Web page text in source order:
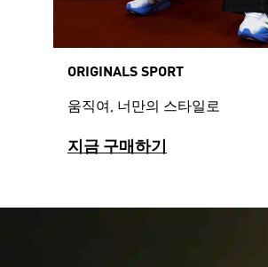
ORIGINALS SPORT
움직여, 너만의 스타일로
지금 구매하기